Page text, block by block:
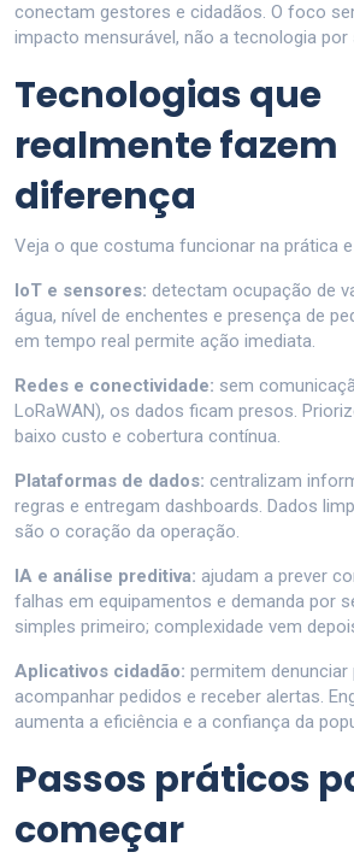
conectam gestores e cidadãos. O foco
impacto mensurável, não a tecnologia por
Tecnologias que
realmente fazem
diferença
Veja o que costuma funcionar na prática
IoT e sensores: detectam ocupação de
água, nível de enchentes e presença de
em tempo real permite ação imediata.
Redes e conectividade: sem
LoRaWAN), os dados ficam presos.
baixo custo e cobertura contínua.
Plataformas de dados: centralizam
regras e entregam dashboards. Dados
são o coração da operação.
IA e análise preditiva: ajudam a prever
falhas em equipamentos e demanda por
simples primeiro; complexidade vem
Aplicativos cidadão: permitem denunciar
acompanhar pedidos e receber alertas.
aumenta a eficiência e a confiança da
Passos práticos
começar